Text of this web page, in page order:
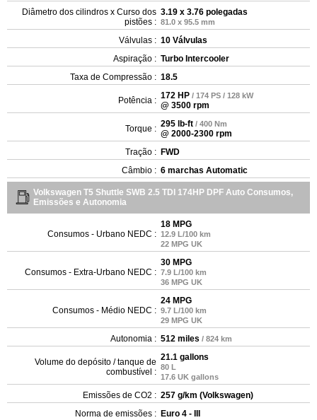
Diâmetro dos cilindros x Curso dos
pistões :
3.19 x 3.76 polegadas
81.0 x 95.5 mm
Válvulas : 10 Válvulas
Aspiração : Turbo Intercooler
Taxa de Compressão : 18.5
Potência : 172 HP / 174 PS / 128 kW
@ 3500 rpm
Torque : 295 lb-ft / 400 Nm
@ 2000-2300 rpm
Tração : FWD
Câmbio : 6 marchas Automatic
Volkswagen T5 Shuttle SWB 2.5 TDI 174HP DPF Auto Consumos,
Emissões e Autonomia
Consumos - Urbano NEDC :
18 MPG
12.9 L/100 km
22 MPG UK
Consumos - Extra-Urbano NEDC :
30 MPG
7.9 L/100 km
36 MPG UK
Consumos - Médio NEDC :
24 MPG
9.7 L/100 km
29 MPG UK
Autonomia : 512 miles / 824 km
Volume do depósito / tanque de
combustível :
21.1 gallons
80 L
17.6 UK gallons
Emissões de CO2 : 257 g/km (Volkswagen)
Norma de emissões : Euro 4 - III